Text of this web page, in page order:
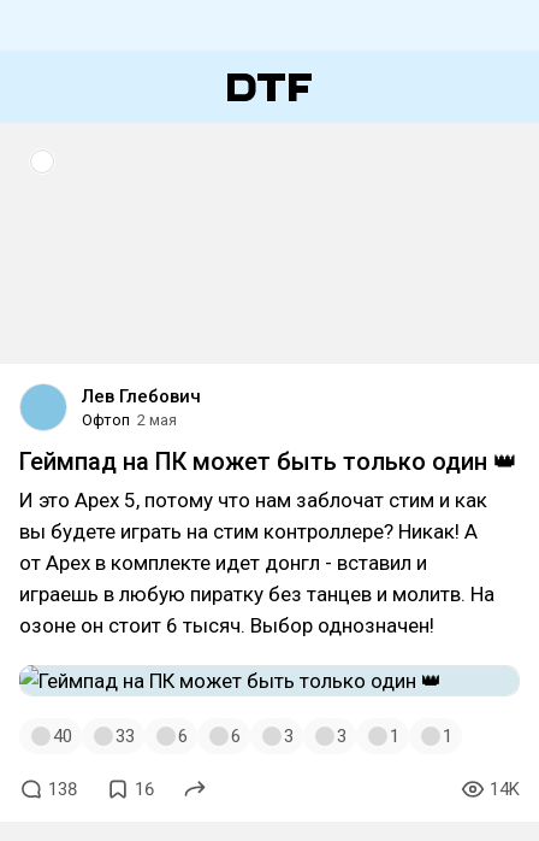
Лев Глебович
Офтоп 2 мая
Геймпад на ПК может быть только один 👑
И это Apex 5, потому что нам заблочат стим и как
вы будете играть на стим контроллере? Никак! А
от Аpex в комплекте идет донгл - вставил и
играешь в любую пиратку без танцев и молитв. На
озоне он стоит 6 тысяч. Выбор однозначен!
40 33 6 6 3 3 1 1
138 16 14K